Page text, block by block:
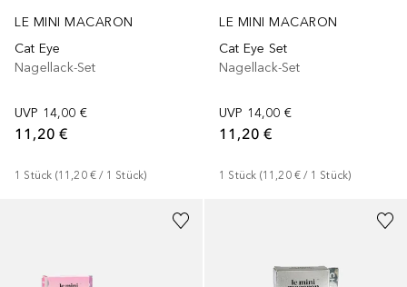
LE MINI MACARON
Cat Eye
Nagellack-Set
UVP 14,00 €
11,20 €
1 Stück (11,20 € / 1 Stück)
LE MINI MACARON
Cat Eye Set
Nagellack-Set
UVP 14,00 €
11,20 €
1 Stück (11,20 € / 1 Stück)